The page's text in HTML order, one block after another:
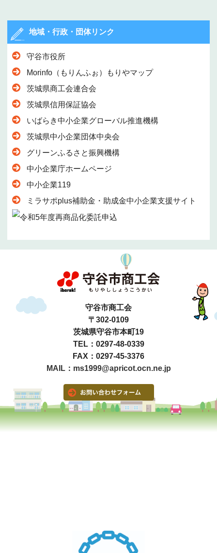
地域・行政・団体リンク
守谷市役所
Morinfo（もりんふぉ）もりやマップ
茨城県商工会連合会
茨城県信用保証協会
いばらき中小企業グローバル推進機構
茨城県中小企業団体中央会
グリーンふるさと振興機構
中小企業庁ホームページ
中小企業119
ミラサポplus補助金・助成金中小企業支援サイト
守谷市商工会
〒302-0109
茨城県守谷市本町19
TEL：0297-48-0339
FAX：0297-45-3376
MAIL：ms1999@apricot.ocn.ne.jp